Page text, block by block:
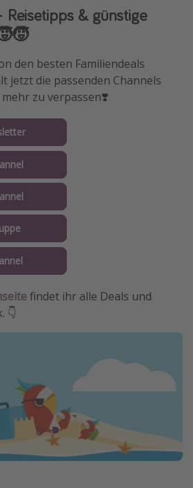
Reisetipps & günstige
den besten Familiendeals
jetzt die passenden Channels
zu verpassen❣️
findet ihr alle Deals und
👇